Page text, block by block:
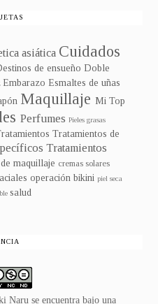
asiática Cuidados
de ensueño Doble
Embarazo Esmaltes de uñas
Maquillaje Mi Top
Perfumes Pieles grasas
Tratamientos de
Tratamientos
maquillaje cremas solares
operación bikini piel seca
salud
Naru se encuentra bajo una